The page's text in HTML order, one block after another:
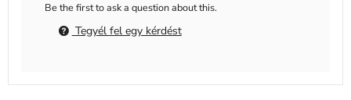
Be the first to ask a question about this.
Tegyél fel egy kérdést